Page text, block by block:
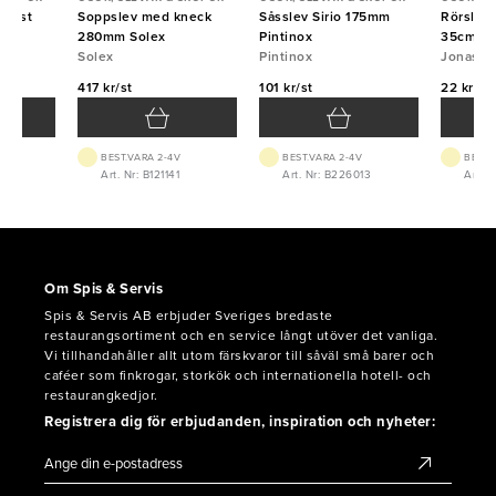
Soppslev med kneck
280mm Solex
Solex
417 kr/st
BEST.VARA 2-4V
Art. Nr: B121141
Såsslev Sirio 175mm
Pintinox
Pintinox
101 kr/st
BEST.VARA 2-4V
Art. Nr: B226013
Rörslev
35cm
Jonas
22 kr/st
Art.
Om Spis & Servis
Spis & Servis AB erbjuder Sveriges bredaste
restaurangsortiment och en service långt utöver det vanliga.
Vi tillhandahåller allt utom färskvaror till såväl små barer och
caféer som finkrogar, storkök och internationella hotell- och
restaurangkedjor.
Registrera dig för erbjudanden, inspiration och nyheter: